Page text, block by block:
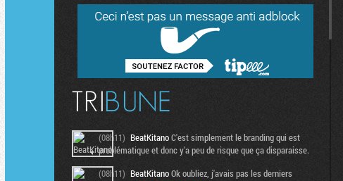
(08h11) BeatKitanoC'est simplement le branding qui est
problématique et donc y'a peu de risque que ça disparaisse.
(08h11) BeatKitanoOk oubliez, j'avais pas les derniers